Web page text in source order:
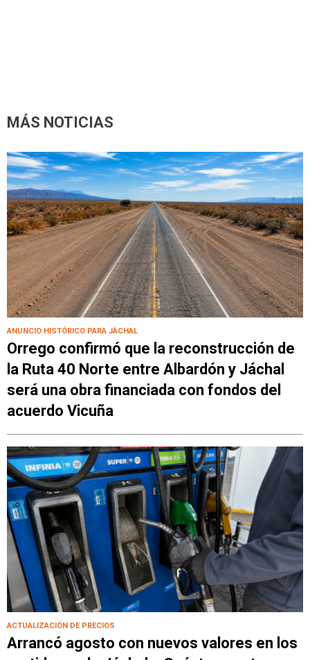
MÁS NOTICIAS
ANUNCIO HISTÓRICO PARA JÁCHAL
Orrego confirmó que la reconstrucción de
la Ruta 40 Norte entre Albardón y Jáchal
será una obra financiada con fondos del
acuerdo Vicuña
ACTUALIZACIÓN DE PRECIOS
Arrancó agosto con nuevos valores en los